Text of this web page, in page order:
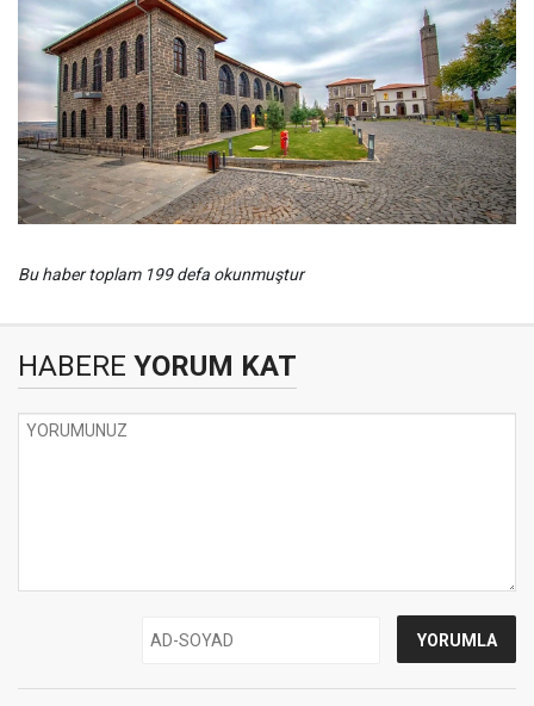
Bu haber toplam 199 defa okunmuştur
HABERE YORUM KAT